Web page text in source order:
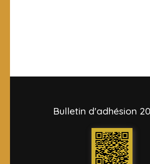
Bulletin d'adhésion